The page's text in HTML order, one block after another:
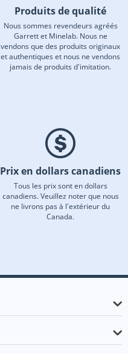
Produits de qualité
Nous sommes revendeurs agréés
Garrett et Minelab. Nous ne
vendons que des produits originaux
et authentiques et nous ne vendons
jamais de produits d'imitation.
Prix en dollars canadiens
Tous les prix sont en dollars
canadiens. Veuillez noter que nous
ne livrons pas à l'extérieur du
Canada.